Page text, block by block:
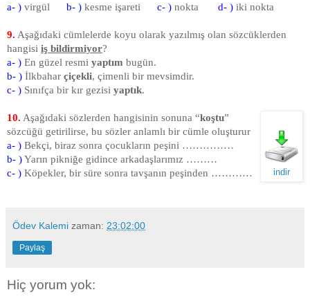
a- ) virgül b- ) kesme işareti c- ) nokta d- ) iki nokta
9. Aşağıdaki cümlelerde koyu olarak yazılmış olan sözcüklerden
hangisi iş bildirmiyor?
a- ) En güzel resmi yaptım bugün.
b- ) İlkbahar çiçekli, çimenli bir mevsimdir.
c- ) Sınıfça bir kır gezisi yaptık.
indir
10. Aşağıdaki sözlerden hangisinin sonuna “koştu”
sözcüğü getirilirse, bu sözler anlamlı bir cümle oluşturur
a- ) Bekçi, biraz sonra çocukların peşini ……………
b- )Yarın pikniğe gidince arkadaşlarımız ………
c- ) Köpekler, bir süre sonra tavşanın peşinden …………
Ödev Kalemi zaman: 23:02:00
Paylaş
Hiç yorum yok: